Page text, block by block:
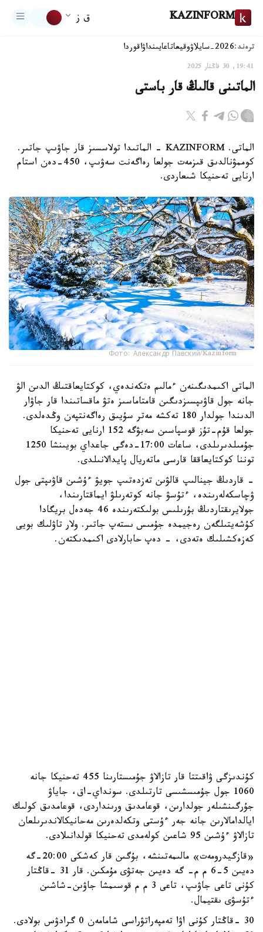
KAZINFORM ق ز
ترەند:2026-سايلاۋ وقيعاتاعايىنداۋاقوردا
19:41, 30 قاڭتار 2025
الماتىنى قالىڭ قار باستى
الماتى. KAZINFORM - الماتىدا تولاسسىز قار جاۋىپ جاتىر.
كوممۋنالدىق قىزمەت جولعا رەاگەنت سەۋىپ، 450-دەن استام
ارنايى تەحنيكا شىعاردى.
Фото: Александр Павский/Kazinform
الماتى اكىمدىگىنەن ءمالىم ەتكەندەي، كوكتايعاقتىڭ الدىن الۋ
جانە جول قاۋىپسىزدىگىن قامتاماسىز ەتۋ ماقساتىندا قار جاۋار
الدىندا جولدار 180 تەكشە مەتر سۇيىق رەاگەنتپەن وڭدەلدى.
جولعا قۇم-تۇز قوسپاسىن سەبۋگە 152 ارنايى تەحنيكا
جۇمىلدىرىلدى، ساعات 17:00-دەگى جاعداي بويىنشا 1250
توننا كوكتايعاققا قارسى ماتەريال پايدالانىلدى.
- قاردىڭ جينالىپ قالۋىن تەزدەتىپ جويۋ ءۇشىن قاۋىپتى جول
ۋچاسكەلەرىندە، ءتۇسۋ جانە كوتەرىلۋ ايماقتارىندا،
جولايرىقتاردىڭ بۇرىلىس بولىكتەرىندە 46 جەدەل بريگادا
كۇشەيتىلگەن رەجيمدە جۇمىس ىستەپ جاتىر. ولار تاۋلىك بويى
كەزەكشىلىك ەتەدى، - دەپ حابارلادى اكىمدىكتەن.
كۇندىزگى ۋاقىتتا قار تازالاۋ جۇمىستارىنا 455 تەحنيكا جانە
1060 جول جۇمىسشىسى تارتىلدى. سونداي-اق، جاياۋ
جۇرگىنشىلەر جولدارىن، قوعامدىق ورىنداردى، قوعامدىق كولىك
ايالدامالارىن جانە جەر ءۇستى وتكەلدەرىن مەحانيكالاندىرىلعان
تازالاۋ ءۇشىن 95 شاعىن كولەمدى تەحنيكا قولدانىلادى.
«قازگيدرومەت» مالىمەتىنشە، بۇگىن قار كەشكى 20:00-گە
دەيىن 5-6 م م- گە دەيىن جەتۋى مۇمكىن. قار 31 -قاڭتار
كۇنى تاعى جاۋىپ، تاعى 3 م م قوسىمشا جاۋىن-شاشىن
ءتۇسۋى ىقتيمال.
30 -قاڭتار كۇنى اۋا تەمپەراتۋراسى شامامەن 0 گرادۋس بولادى.